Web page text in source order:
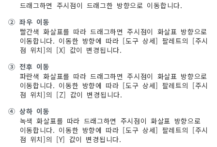
드래그하면 주시점이 드래그한 방향으로 이동합니다.
② 좌우 이동
빨간색 화살표를 따라 드래그하면 주시점이 화살표 방향으로
이동합니다. 이동한 방향에 따라 [도구 상세] 팔레트의 [주시
점 위치]의 [X] 값이 변경됩니다.
③ 전후 이동
파란색 화살표를 따라 드래그하면 주시점이 화살표 방향으로
이동합니다. 이동한 방향에 따라 [도구 상세] 팔레트의 [주시
점 위치]의 [Z] 값이 변경됩니다.
④ 상하 이동
녹색 화살표를 따라 드래그하면 주시점이 화살표 방향으로
이동합니다. 이동한 방향에 따라 [도구 상세] 팔레트의 [주시
점 위치]의 [Y] 값이 변경됩니다.